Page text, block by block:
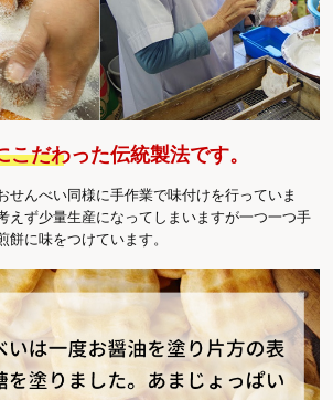
こだわった伝統製法です。
せんべい同様に手作業で味付けを行っていま
えず少量生産になってしまいますが一つ一つ手
に味をつけています。